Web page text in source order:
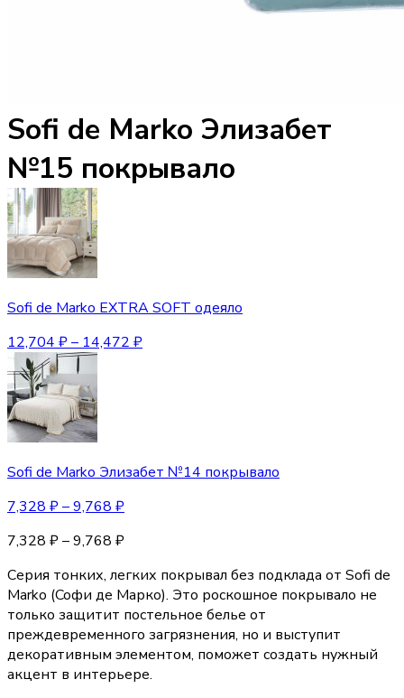
Sofi de Marko Элизабет
№15 покрывало
Sofi de Marko EXTRA SOFT одеяло
12,704 ₽– 14,472 ₽
Sofi de Marko Элизабет №14 покрывало
7,328 ₽–9,768 ₽
7,328 ₽–9,768 ₽
Серия тонких, легких покрывал без подклада от Sofi de
Marko (Coфи де Марко). Это роскошное покрывало не
только защитит постельное белье от
преждевременного загрязнения, но и выступит
декоративным элементом, поможет создать нужный
акцент в интерьере.